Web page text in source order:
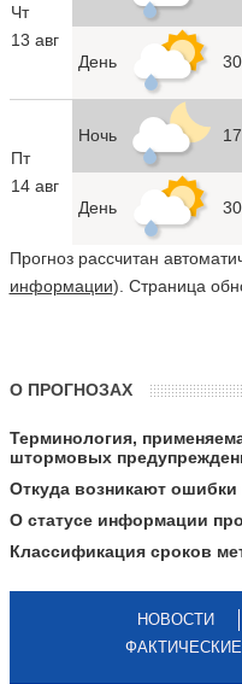
Чт
13 авг
День
Пт
14 авг
Ночь
День
Прогноз рассчитан
информации). Страница
О ПРОГНОЗАХ
Терминология,
штормовых
Откуда возникают ошибки
О статусе информации
Классификация сроков
НОВОСТИ